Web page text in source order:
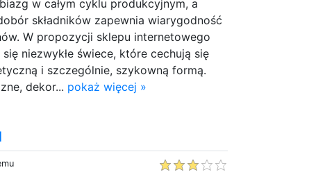
w całym cyklu produkcyjnym, a
składników zapewnia wiarygodność
W propozycji sklepu internetowego
niezwykłe świece, które cechują się
i szczególnie, szykowną formą.
dekor... pokaż więcej »